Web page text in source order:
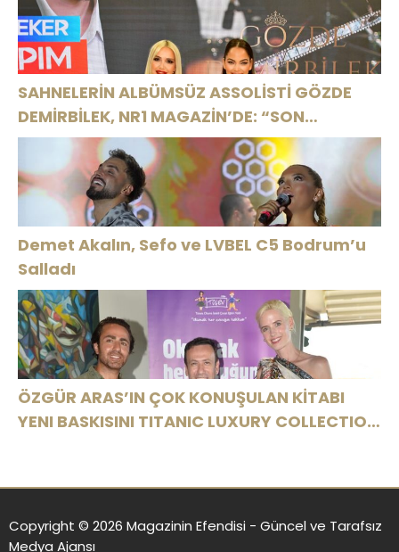
SAHNELERİN ALBÜMSÜZ ASSOLİSTİ GÖZDE
DEMİRBİLEK, NR1 MAGAZİN’DE: “SON
ASSOLİST OLARAK VAR OLACAĞIM!”
Demet Akalın, Sefo ve LVBEL C5 Bodrum’u
Salladı
ÖZGÜR ARAS’IN ÇOK KONUŞULAN KİTABI
YENI BASKISINI TITANIC LUXURY COLLECTION
Copyright © 2026 Magazinin Efendisi - Güncel ve Tarafsız
Medya Ajansı